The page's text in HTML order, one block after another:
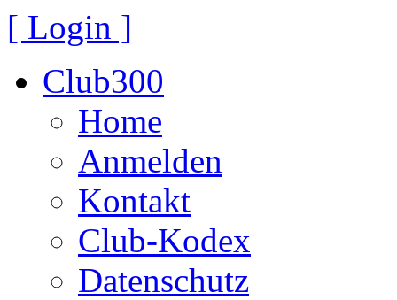
[ Login ]
Club300
Home
Anmelden
Kontakt
Club-Kodex
Datenschutz